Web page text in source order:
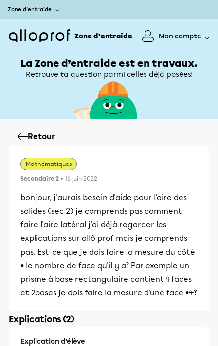
Zone d’entraide
Zone d’entraide Mon compte
La Zone d’entraide est en travaux.
Retrouve ta question parmi celles déjà posées!
Retour
Mathématiques
Secondaire 2 • 16 juin 2022
bonjour, j'aurais besoin d'aide pour l'aire des
solides (sec 2) je comprends pas comment
faire l'aire latéral j'ai déjà regarder les
explications sur allô prof mais je comprends
pas. Est-ce que je dois faire la mesure du côté
• le nombre de face qu'il y a? Par exemple un
prisme à base rectangulaire contient 4faces
et 2bases je dois faire la mesure d'une face •4?
Explications (2)
Explication d’élève